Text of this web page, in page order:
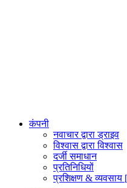
कंपनी
नवाचार द्वारा ड्राइव
विश्वास द्वारा विश्वास
दर्जी समाधान
प्रतिनिधियों
प्रशिक्षण & व्यवसाय